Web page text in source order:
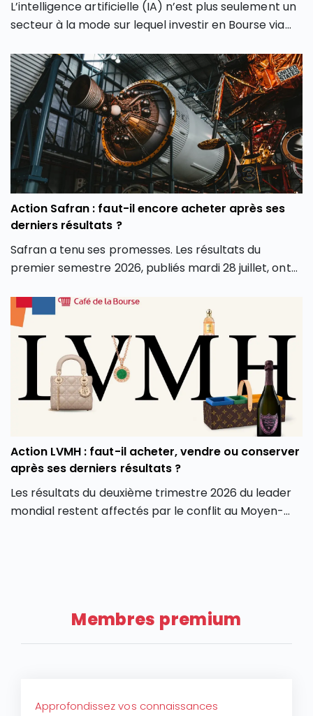
L’intelligence artificielle (IA) n’est plus seulement un
secteur à la mode sur lequel investir en Bourse via
même de notre façon d’investir en Bourse avec de
nouveaux outils et de nouvelles approches. Dans cet
article, découvrez comment l’intelligence artificielle
peut transformer votre façon d’investir en Bourse et
vous aider à mieux saisir les opportunités des
marchés.
Action Safran : faut-il encore acheter après ses
derniers résultats ?
Safran a tenu ses promesses. Les résultats du
premier semestre 2026, publiés mardi 28 juillet, ont
d’affaires, marge opérationnelle et surtout
génération de cash. Conséquence directe, le groupe
a relevé l’intégralité de ses objectifs pour l’année.
Alors que le groupe aéronautique et de défense
français est récompensé en Bourse pour ses bons
résultats du premier semestre 2026, faut-il en
profiter et investir en Bourse dans l’action Safran
(SAF) ? L’action Safran fait-elle partie des meilleures
actions PEA aujourd’hui ? Faut-il l’ajouter aux
meilleurs Compte-Titres Ordinaires ? Découvrez
l’analyse de l’action Safran.
Action LVMH : faut-il acheter, vendre ou conserver
après ses derniers résultats ?
Les résultats du deuxième trimestre 2026 du leader
mondial restent affectés par le conflit au Moyen-
actions à grande capitalisation d’Europe. Ce repli
constitue-t-il une opportunité d’achat ou le signe
d’une baisse plus durable de l’action LVMH ?
Membres premium
Approfondissez vos connaissances